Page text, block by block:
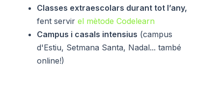
Classes extraescolars durant tot l’any,
fent servir el mètode Codelearn
Campus i casals intensius (campus
d'Estiu, Setmana Santa, Nadal... també
online!)